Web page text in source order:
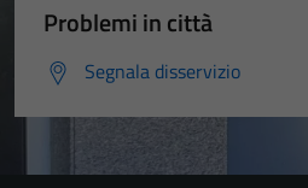
Problemi in città
Segnala disservizio